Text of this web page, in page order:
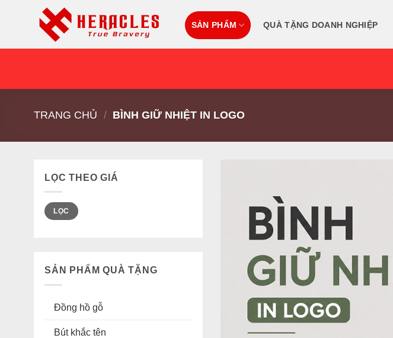
SẢN PHẨM QUÀ TẶNG DOANH NGHIỆP
KHẮC
TRANG CHỦ / BÌNH GIỮ NHIỆT IN LOGO
LỌC THEO GIÁ
Giá
tối
thiểu
Giá
tối
đa
LỌC
SẢN PHẨM QUÀ TẶNG
Đồng hồ gỗ
Bút khắc tên